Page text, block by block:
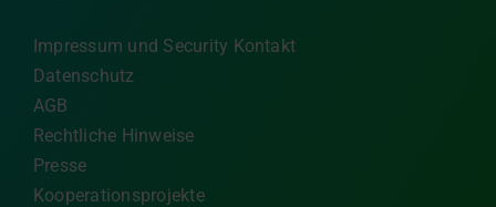
Impressum und Security Kontakt
Datenschutz
AGB
Rechtliche Hinweise
Presse
Kooperationsprojekte